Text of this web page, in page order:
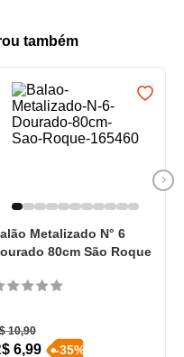
também
Metalizado N° 6
80cm São Roque
10,90
6,99 -35%